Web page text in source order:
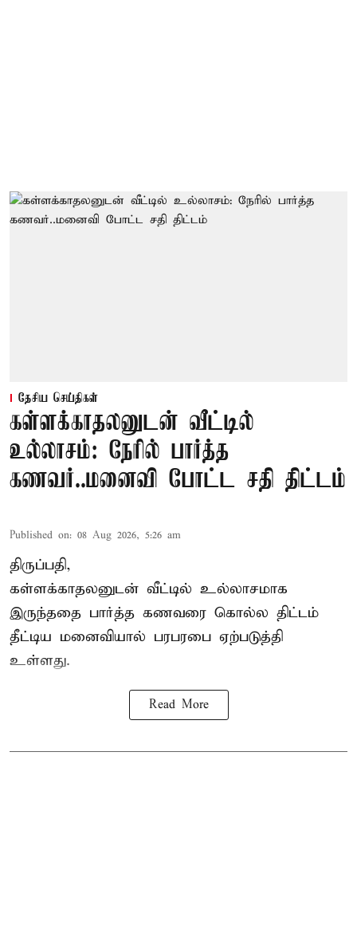
தேசிய செய்திகள்
கள்ளக்காதலனுடன் வீட்டில்
உல்லாசம்: நேரில் பார்த்த
கணவர்..மனைவி போட்ட சதி திட்டம்
Published on: 08 Aug 2026, 5:26 am
திருப்பதி,
கள்ளக்காதலனுடன் வீட்டில் உல்லாசமாக
இருந்ததை பார்த்த கணவரை கொல்ல திட்டம்
தீட்டிய மனைவியால் பரபரபை ஏற்படுத்தி
உள்ளது.
Read More